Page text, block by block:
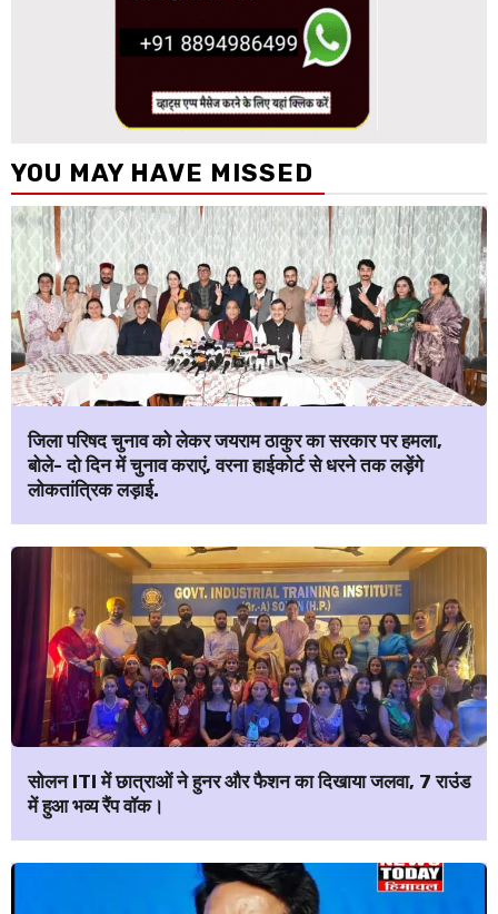
YOU MAY HAVE MISSED
जिला परिषद चुनाव को लेकर जयराम ठाकुर का सरकार पर हमला,
बोले- दो दिन में चुनाव कराएं, वरना हाईकोर्ट से धरने तक लड़ेंगे
लोकतांत्रिक लड़ाई.
सोलन ITI में छात्राओं ने हुनर और फैशन का दिखाया जलवा, 7 राउंड
में हुआ भव्य रैंप वॉक।